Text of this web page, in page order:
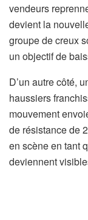
vendeurs
devient la
groupe de creux
un objectif de
D’un autre côté,
haussiers
mouvement
de résistance de
en scène en tant
deviennent